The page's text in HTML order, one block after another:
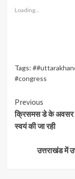
Loading...
Tags:
#congress
Continue
Reading
Previous
क्रिसमस डे के अवसर
स्वयं की जा रही
उत्तराखंड में